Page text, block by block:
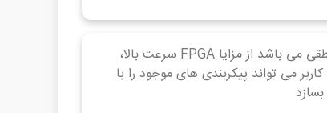
FPGA - FPGA یک گیت قابل برنامه ریزی است که دارای آرایه ای از گیت های منطقی می باشد از مزایا FPGA سرعت بالا،
پردازش موازی و پیاده سازی آسان مدارهای دیجیتالی پیچیده می باشد. در FPGA کاربر می تواند پیکربندی های موجود را با